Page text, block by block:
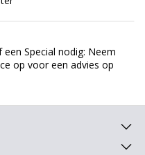
Special nodig: Neem
op voor een advies op